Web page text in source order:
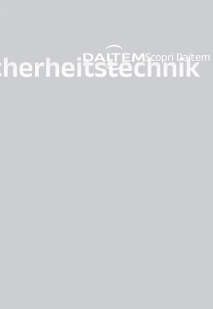
Scopri Daitem